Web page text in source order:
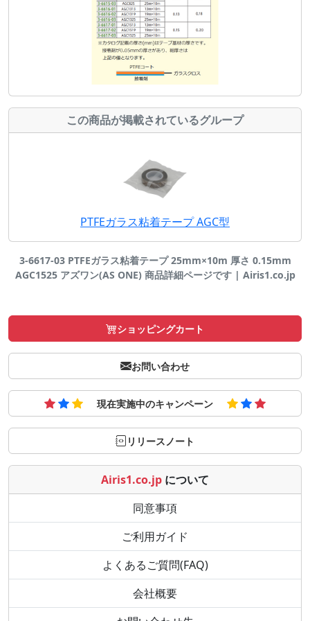
この商品が掲載されているグループ
PTFEガラス粘着テープ AGC型
3-6617-03 PTFEガラス粘着テープ 25mm×10m 厚さ 0.15mm
AGC1525 アズワン(AS ONE) 商品詳細ページです | Airis1.co.jp
ショッピングカート
お問い合わせ
現在実施中のキャンペーン
リリースノート
Airis1.co.jp について
同意事項
ご利用ガイド
よくあるご質問(FAQ)
会社概要